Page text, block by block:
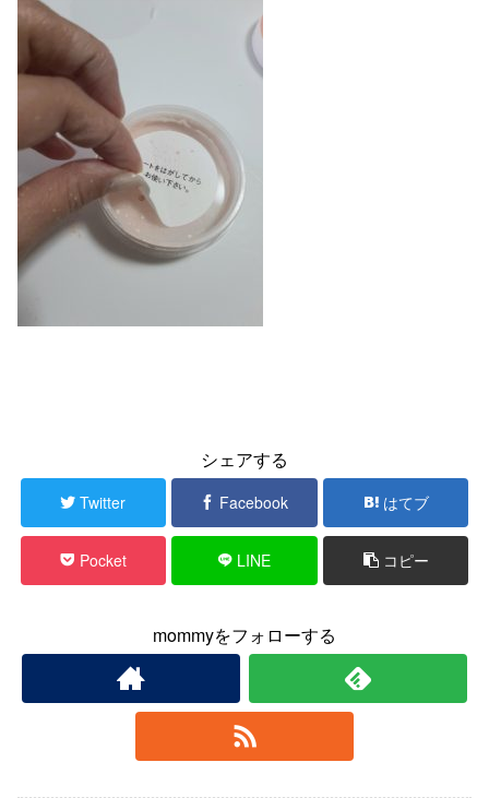
シェアする
Twitter Facebook はてブ
Pocket LINE コピー
mommyをフォローする